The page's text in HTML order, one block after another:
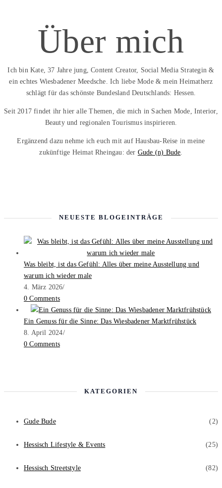
Über mich
Ich bin Kate, 37 Jahre jung, Content Creator, Social Media Strategin &
ein echtes Wiesbadener Meedsche. Ich liebe Mode & mein Heimatherz
schlägt für das schönste Bundesland Deutschlands: Hessen.
Seit 2017 findet ihr hier alle Themen, die mich in Sachen Mode, Interior,
Beauty und regionalen Tourismus inspirieren.
Ergänzend dazu nehme ich euch mit auf Hausbau-Reise in meine
zukünftige Heimat Rheingau: der Gude (n) Bude
NEUESTE BLOGEINTRÄGE
Was bleibt, ist das Gefühl: Alles über meine Ausstellung und
warum ich wieder male
4. März 2026/
0 Comments
Ein Genuss für die Sinne: Das Wiesbadener Marktfrühstück
8. April 2024/
0 Comments
KATEGORIEN
Gude Bude (2)
Hessisch Lifestyle & Events (25)
Hessisch Streetstyle (82)